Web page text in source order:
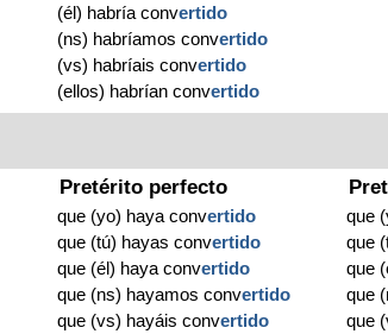
(él) habría convertido
(ns) habríamos convertido
(vs) habríais convertido
(ellos) habrían convertido
Pretérito perfecto
que (yo) haya convertido
que (tú) hayas convertido
que (él) haya convertido
que (ns) hayamos convertido
que (vs) hayáis convertido
que
que
que
que
que